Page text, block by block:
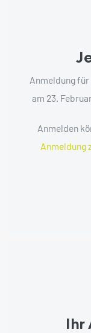
Anmeldung
am 23.
Anmelden
Anmeldung
Ihr